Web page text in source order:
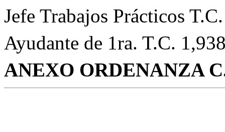
Jefe Trabajos Prácticos
Ayudante de 1ra. T.C.
ANEXO ORDENANZA